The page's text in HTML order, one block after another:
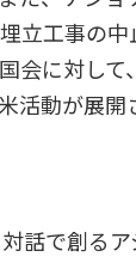
立工事の中
会に対して
活動が展
話で創る